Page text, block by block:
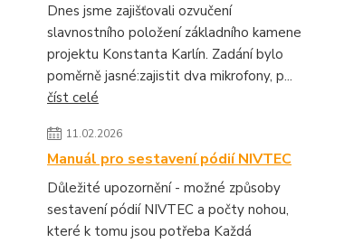
Dnes jsme zajišťovali ozvučení
slavnostního položení základního kamene
projektu Konstanta Karlín. Zadání bylo
poměrně jasné:zajistit dva mikrofony, p...
číst celé
11.02.2026
Manuál pro sestavení pódií NIVTEC
Důležité upozornění - možné způsoby
sestavení pódií NIVTEC a počty nohou,
které k tomu jsou potřeba Každá